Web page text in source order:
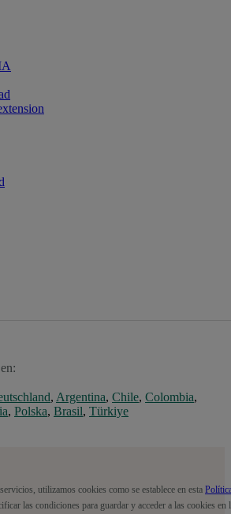
, Argentina, Chile, Colombia,
, Polska, Brasil, Türkiye
utilizamos cookies como se establece en esta
las condiciones para guardar y acceder a las cookies en